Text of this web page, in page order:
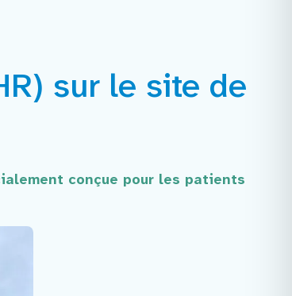
sur le site de
conçue pour les patients